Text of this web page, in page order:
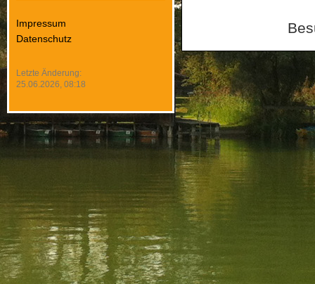
Impressum
Datenschutz
Letzte Änderung:
25.06.2026, 08:18